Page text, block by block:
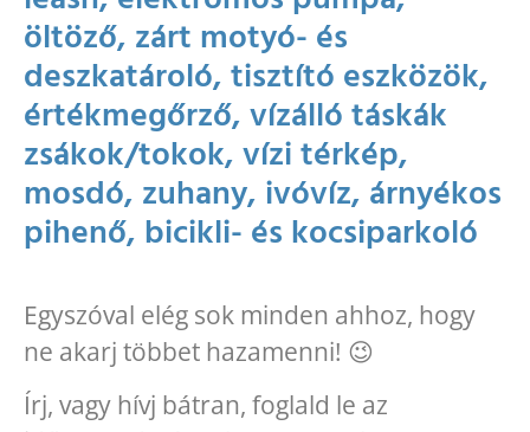
öltöző, zárt motyó- és
deszkatároló, tisztító eszközök,
értékmegőrző, vízálló táskák
zsákok/tokok, vízi térkép,
mosdó, zuhany, ivóvíz, árnyékos
pihenő, bicikli- és kocsiparkoló
Egyszóval elég sok minden ahhoz, hogy
ne akarj többet hazamenni! 😉
Írj, vagy hívj bátran, foglald le az